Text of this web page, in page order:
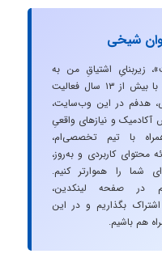
شیخی
زیربنایِ اشتیاقِ من به
دنیایِ HSE است. با بیش از ۱۳ سال فعالیت
هدفم در این وب‌سایت،
و نیازهای واقعیِ
با تیم تخصصی‌ام،
محتوای کاربردی و به‌روز،
شما را هموارتر کنیم.
در صفحه لینکدین،
اشتراک بگذاریم و در این
هم باشیم.